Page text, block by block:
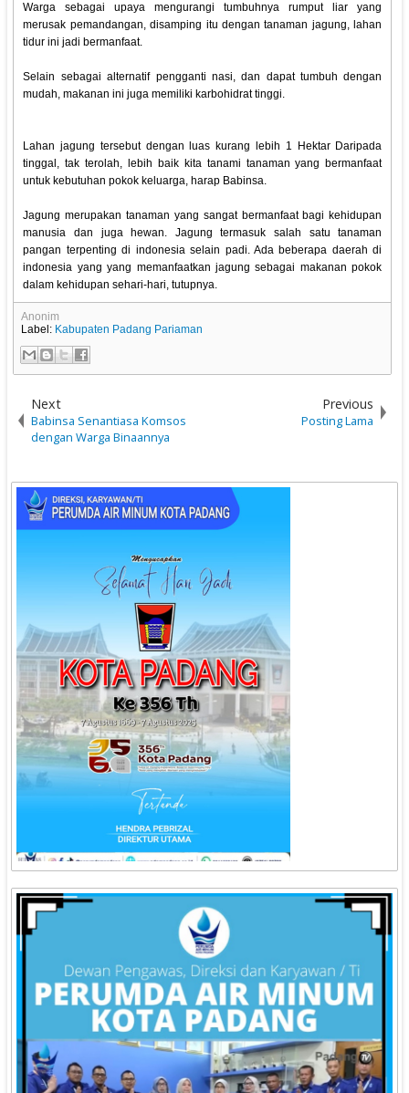
Warga sebagai upaya mengurangi tumbuhnya rumput liar yang
merusak pemandangan, disamping itu dengan tanaman jagung, lahan
tidur ini jadi bermanfaat.
Selain sebagai alternatif pengganti nasi, dan dapat tumbuh dengan
mudah, makanan ini juga memiliki karbohidrat tinggi.
Lahan jagung tersebut dengan luas kurang lebih 1 Hektar Daripada
tinggal, tak terolah, lebih baik kita tanami tanaman yang bermanfaat
untuk kebutuhan pokok keluarga, harap Babinsa.
Jagung merupakan tanaman yang sangat bermanfaat bagi kehidupan
manusia dan juga hewan. Jagung termasuk salah satu tanaman
pangan terpenting di indonesia selain padi. Ada beberapa daerah di
indonesia yang yang memanfaatkan jagung sebagai makanan pokok
dalam kehidupan sehari-hari, tutupnya.
Anonim
Label: Kabupaten Padang Pariaman
Next
Babinsa Senantiasa Komsos
dengan Warga Binaannya
Previous
Posting Lama